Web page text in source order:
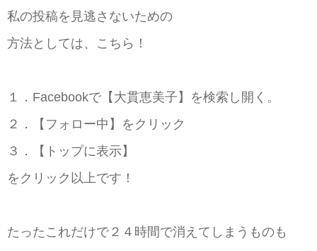
私の投稿を見逃さないための
方法としては、こちら！
１．Facebookで【大貫恵美子】を検索し開く。
２．【フォロー中】をクリック
３．【トップに表示】
をクリック以上です！
たったこれだけで２４時間で消えてしまうものも